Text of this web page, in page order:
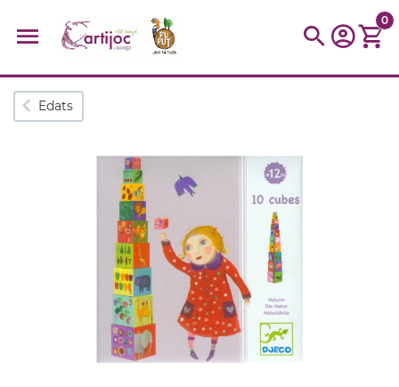
Cerques populars
parquing tinkering kit
Cuina
0
Edats